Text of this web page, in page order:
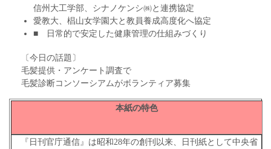
信州大工学部、シナノケンシ㈱と連携協定
愛教大、椙山女学園大と教員養成高度化へ協定
■ 日常的で安定した健康管理の仕組みづくり
〔今日の話題〕
毛髪提供・アンケート調査で
毛髪診断コンソーシアムがボランティア募集
本紙の特色
『日刊官庁通信』は昭和28年の創刊以来、日刊紙として中央省